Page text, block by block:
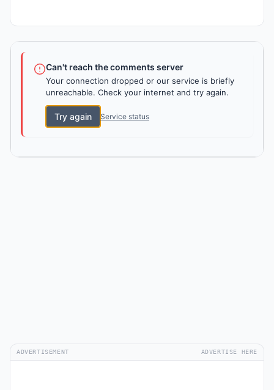
Can't reach the comments server
Your connection dropped or our service is briefly
unreachable. Check your internet and try again.
Try again Service status
ADVERTISEMENT ADVERTISE HERE